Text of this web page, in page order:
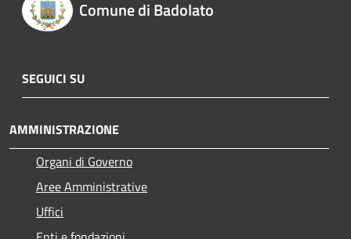
Comune di Badolato
SEGUICI SU
AMMINISTRAZIONE
Organi di Governo
Aree Amministrative
Uffici